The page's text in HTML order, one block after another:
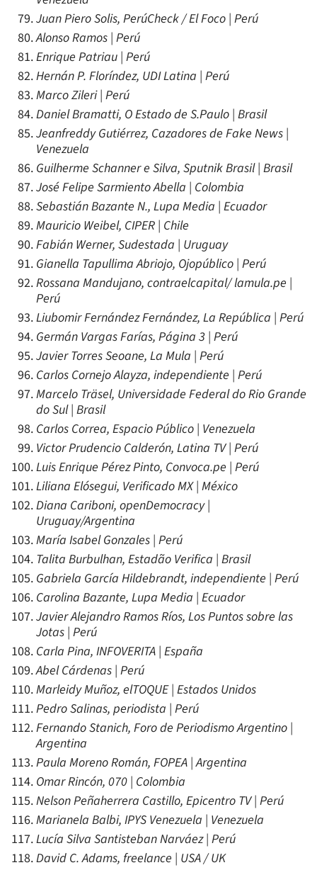
Juan Piero Solis, PerúCheck / El Foco | Perú
Alonso Ramos | Perú
Enrique Patriau | Perú
Hernán P. Floríndez, UDI Latina | Perú
Marco Zileri | Perú
Daniel Bramatti, O Estado de S.Paulo | Brasil
Jeanfreddy Gutiérrez, Cazadores de Fake News |
Venezuela
Guilherme Schanner e Silva, Sputnik Brasil | Brasil
José Felipe Sarmiento Abella | Colombia
Sebastián Bazante N., Lupa Media | Ecuador
Mauricio Weibel, CIPER | Chile
Fabián Werner, Sudestada | Uruguay
Gianella Tapullima Abriojo, Ojopúblico | Perú
Rossana Mandujano, contraelcapital/ lamula.pe |
Perú
Liubomir Fernández Fernández, La República | Perú
Germán Vargas Farías, Página 3 | Perú
Javier Torres Seoane, La Mula | Perú
Carlos Cornejo Alayza, independiente | Perú
Marcelo Träsel, Universidade Federal do Rio Grande
do Sul | Brasil
Carlos Correa, Espacio Público | Venezuela
Victor Prudencio Calderón, Latina TV | Perú
Luis Enrique Pérez Pinto, Convoca.pe | Perú
Liliana Elósegui, Verificado MX | México
Diana Cariboni, openDemocracy |
Uruguay/Argentina
María Isabel Gonzales | Perú
Talita Burbulhan, Estadão Verifica | Brasil
Gabriela García Hildebrandt, independiente | Perú
Carolina Bazante, Lupa Media | Ecuador
Javier Alejandro Ramos Ríos, Los Puntos sobre las
Jotas | Perú
Carla Pina, INFOVERITA | España
Abel Cárdenas | Perú
Marleidy Muñoz, elTOQUE | Estados Unidos
Pedro Salinas, periodista | Perú
Fernando Stanich, Foro de Periodismo Argentino |
Argentina
Paula Moreno Román, FOPEA | Argentina
Omar Rincón, 070 | Colombia
Nelson Peñaherrera Castillo, Epicentro TV | Perú
Marianela Balbi, IPYS Venezuela | Venezuela
Lucía Silva Santisteban Narváez | Perú
David C. Adams, freelance | USA / UK